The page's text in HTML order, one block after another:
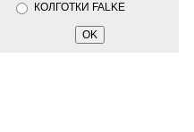
КОЛГОТКИ FALKE